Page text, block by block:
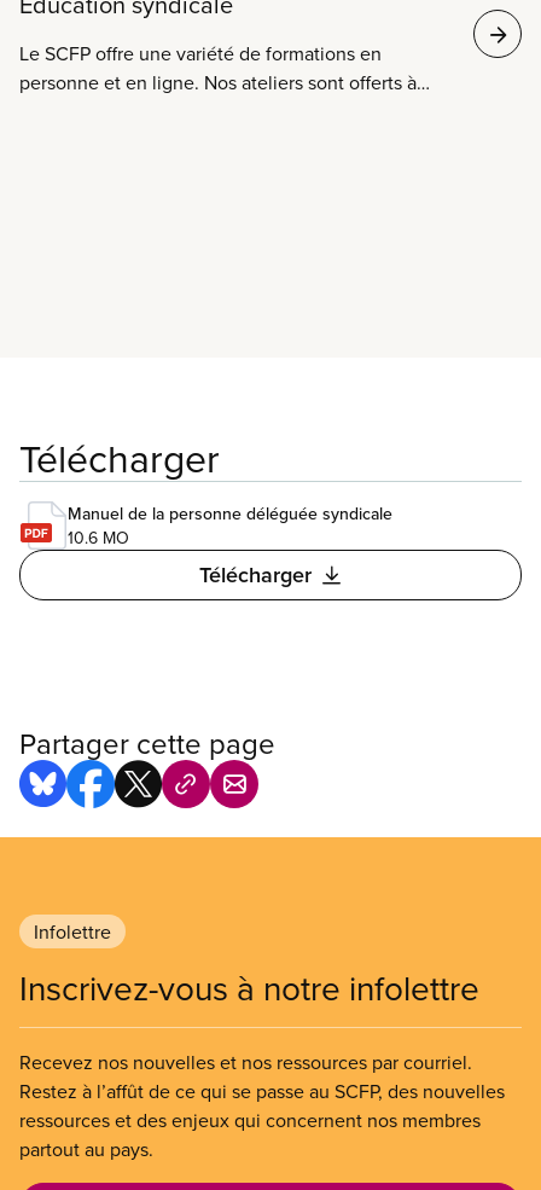
défendre les droits des membres et à résoudre des
problèmes à titre de communicateurs, leaders,
Le SCFP offre une variété de formations en
personne et en ligne. Nos ateliers sont offerts à
Télécharger
Manuel de la personne déléguée syndicale
10.6 MO
Télécharger
Partager cette page
Infolettre
Inscrivez-vous à notre infolettre
Recevez nos nouvelles et nos ressources par courriel.
Restez à l’affût de ce qui se passe au SCFP, des nouvelles
ressources et des enjeux qui concernent nos membres
partout au pays.